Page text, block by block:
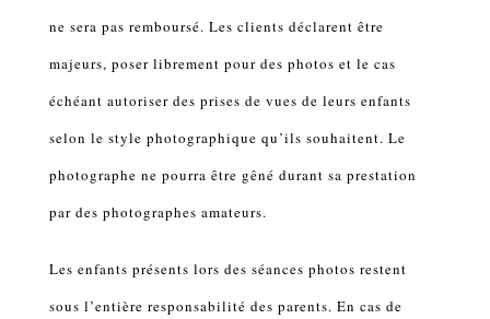
ne sera pas remboursé. Les clients déclarent être
majeurs, poser librement pour des photos et le cas
échéant autoriser des prises de vues de leurs enfants
selon le style photographique qu’ils souhaitent. Le
photographe ne pourra être gêné durant sa prestation
par des photographes amateurs.
Les enfants présents lors des séances photos restent
sous l’entière responsabilité des parents. En cas de